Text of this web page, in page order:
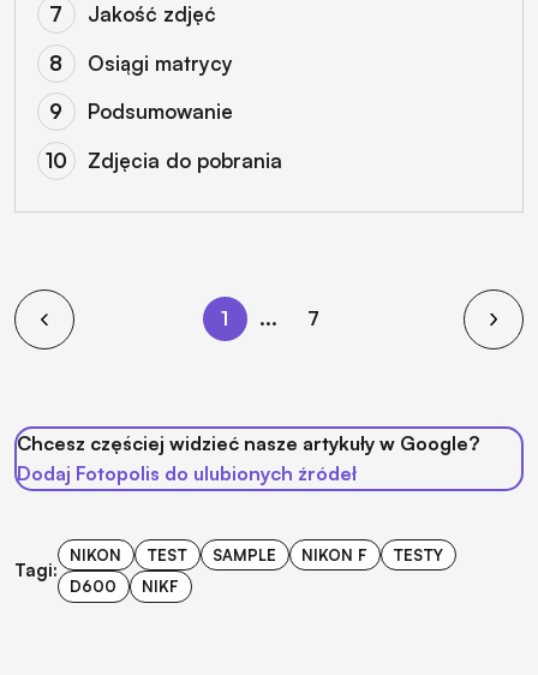
Jakość zdjęć
Osiągi matrycy
Podsumowanie
Zdjęcia do pobrania
1 ... 7
Chcesz częściej widzieć nasze artykuły w Google?
Dodaj Fotopolis do ulubionych źródeł
Tagi:
NIKON TEST SAMPLE NIKON F
TESTY
D600
NIKF